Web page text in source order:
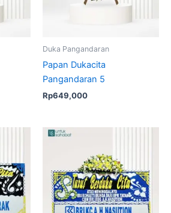
Duka Pangandaran
Papan Dukacita
Pangandaran 5
Rp649,000